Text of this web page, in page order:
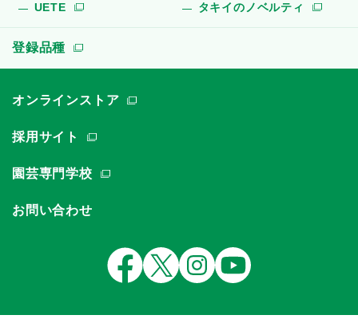
UETE タキイのノベルティ
登録品種
オンラインストア
採用サイト
園芸専門学校
お問い合わせ